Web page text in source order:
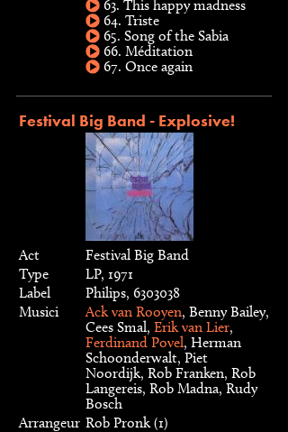
63. This happy madness
64. Triste
65. Song of the Sabia
66. Méditation
67. Once again
Festival Big Band - Explosive!
Act
Festival Big Band
Type
LP, 1971
Label
Philips, 6303038
Musici
Ack van Rooyen, Benny Bailey,
Cees Smal, Erik van Lier,
Ferdinand Povel, Herman
Schoonderwalt, Piet
Noordijk, Rob Franken, Rob
Langereis, Rob Madna, Rudy
Bosch
Arrangeur Rob Pronk (1)